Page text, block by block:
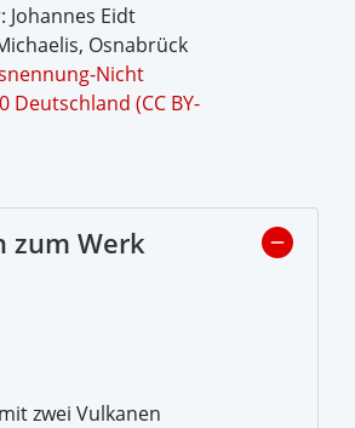
Johannes Eidt
Osnabrück
Nicht
Deutschland (CC BY-
zum Werk
zwei Vulkanen